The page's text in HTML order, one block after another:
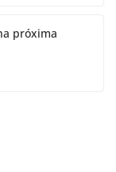
próxima